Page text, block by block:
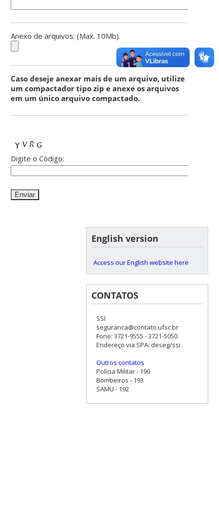
Anexo de arquivos: (Max. 10Mb).
Caso deseje anexar mais de um arquivo, utilize
um compactador tipo zip e anexe os arquivos
em um único arquivo compactado.
Digite o Código:
English version
Access our English website here
CONTATOS
SSI
seguranca@contato.ufsc.br
Fone: 3721-9555 - 3721-5050
Endereço via SPA: deseg/ssi
Outros contatos
Polícia Militar - 190
Bombeiros - 193
SAMU - 192